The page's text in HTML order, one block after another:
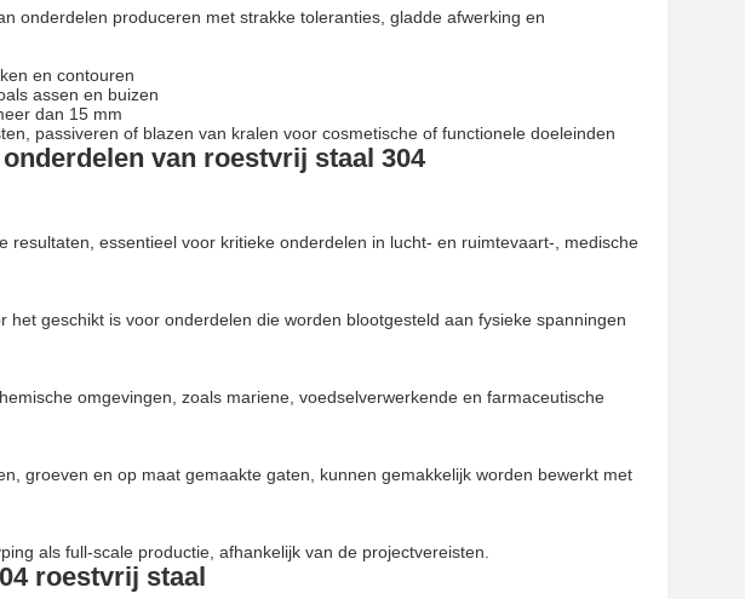
onderdelen produceren met strakke toleranties, gladde afwerking en
en contouren
assen en buizen
dan 15 mm
passiveren of blazen van kralen voor cosmetische of functionele doeleinden
van roestvrij staal 304
essentieel voor kritieke onderdelen in lucht- en ruimtevaart-, medische
geschikt is voor onderdelen die worden blootgesteld aan fysieke spanningen
omgevingen, zoals mariene, voedselverwerkende en farmaceutische
groeven en op maat gemaakte gaten, kunnen gemakkelijk worden bewerkt met
als full-scale productie, afhankelijk van de projectvereisten.
roestvrij staal